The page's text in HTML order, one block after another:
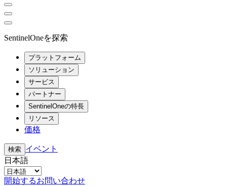
SentinelOneを探索
プラットフォーム
ソリューション
サービス
パートナー
SentinelOneの特長
リソース
価格
検索 イベント
日本語
開始するお問い合わせ